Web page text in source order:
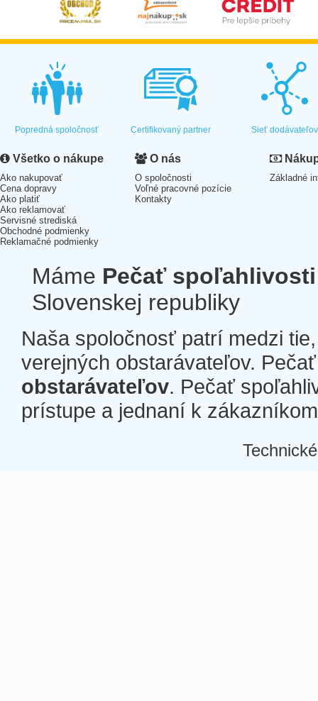
Popredná spoločnosť Certifikovaný partner Sieť dodávateľov
Všetko o nákupe
Ako nakupovať
Cena dopravy
Ako platiť
Ako reklamovať
Servisné strediská
Obchodné podmienky
Reklamačné podmienky
O nás
O spoločnosti
Voľné pracovné pozície
Kontakty
Základné
Máme Pečať spoľahlivosti
Slovenskej republiky
Naša spoločnosť patrí medzi
verejných obstarávateľov.
obstarávateľov. Pečať
prístupe a jednaní k